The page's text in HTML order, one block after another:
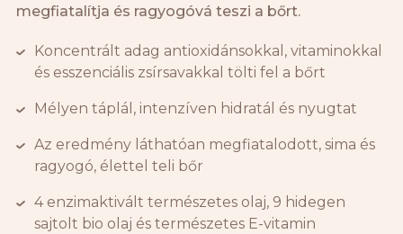
megfiatalítja és ragyogóvá teszi a bőrt.
Koncentrált adag antioxidánsokkal, vitaminokkal
és esszenciális zsírsavakkal tölti fel a bőrt
Mélyen táplál, intenzíven hidratál és nyugtat
Az eredmény láthatóan megfiatalodott, sima és
ragyogó, élettel teli bőr
4 enzimaktivált természetes olaj, 9 hidegen
sajtolt bio olaj és természetes E-vitamin